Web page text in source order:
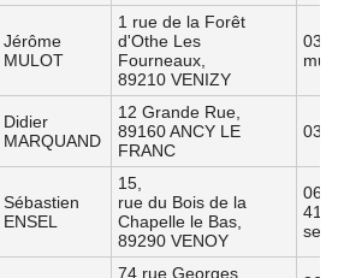
Jérôme
MULOT
1 rue de la Forêt
d'Othe Les
Fourneaux,
89210 VENIZY
03
Didier
MARQUAND
12 Grande Rue,
89160 ANCY LE
FRANC
03
Sébastien
ENSEL
15,
rue du Bois de la
Chapelle le Bas,
89290 VENOY
06
41
74 rue Georges